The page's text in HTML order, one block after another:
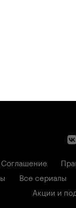
Соглашение
Все сериалы
Акции и